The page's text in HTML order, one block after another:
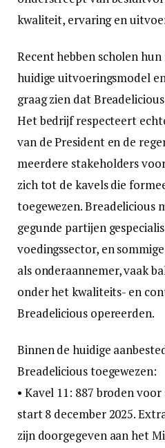
kwaliteit, ervaring en
Recent hebben scholen
huidige uitvoeringsmodel
graag zien dat
Het bedrijf respecteert
van de President en de
meerdere stakeholders
zich tot de kavels die
toegewezen. Breadelicious
gegunde partijen
voedingssector, en
als onderaannemer, vaak
onder het kwaliteits- en
Breadelicious opereerden.
Binnen de huidige
Breadelicious toegewezen:
• Kavel 11: 887 broden
start 8 december 2025.
zijn doorgegeven aan het